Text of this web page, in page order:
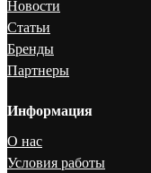
Новости
Статьи
Бренды
Партнеры
Информация
О нас
Условия работы